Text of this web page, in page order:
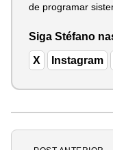
de programar
Siga Stéfano
X Instagram